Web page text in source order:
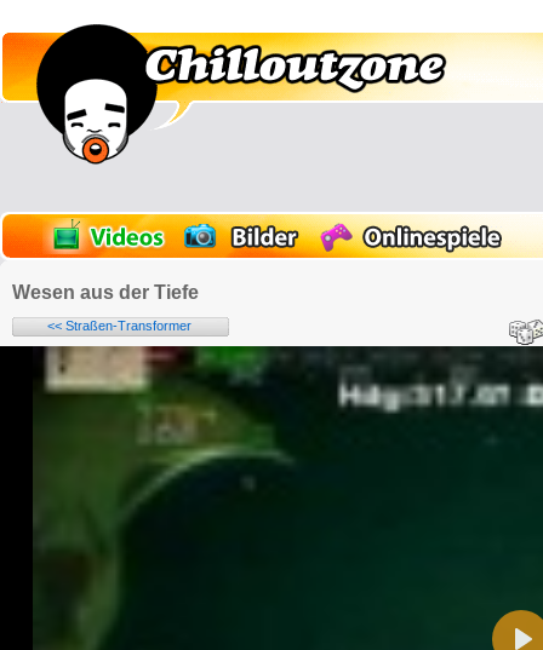
Wesen aus der Tiefe
<< Straßen-Transformer